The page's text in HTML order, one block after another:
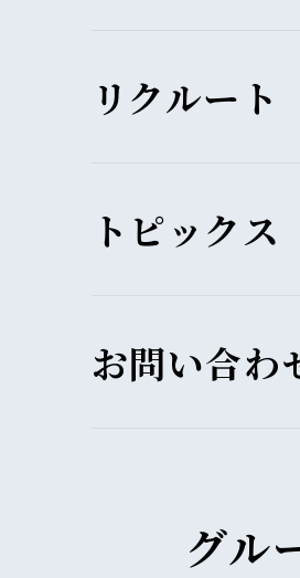
リクルート
トピックス
お問い合わ
グル